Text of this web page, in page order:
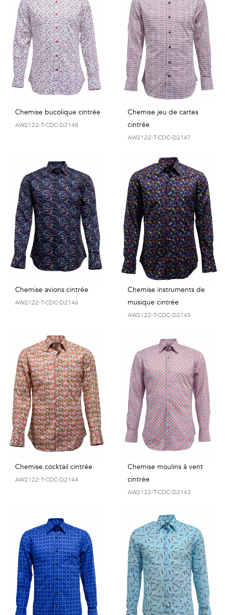
Géométriques
Talents
Métiers
Petits
Pop
Voyages
Vintage
Voir
tout
Chemise bucolique cintrée
AW2122-T-CDC-D2148
Chemise jeu de cartes
cintrée
AW2122-T-CDC-D2147
Chemise avions cintrée
AW2122-T-CDC-D2146
Chemise instruments de
musique cintrée
AW2122-T-CDC-D2145
Chemise cocktail cintrée
AW2122-T-CDC-D2144
Chemise moulins à vent
cintrée
AW2122-T-CDC-D2143